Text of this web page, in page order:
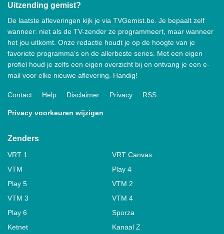
Uitzending gemist?
De laatste afleveringen kijk je via TVGemist.be. Je bepaalt zelf
wanneer: niet als de TV-zender ze programmeert, maar wanneer
het jou uitkomt. Onze redactie houdt je op de hoogte van je
favoriete programma's en de allerbeste series. Met een eigen
profiel houd je zelfs een eigen overzicht bij en ontvang je een e-
mail voor elke nieuwe aflevering. Handig!
Contact Help Disclaimer Privacy RSS
Privacy voorkeuren wijzigen
Zenders
VRT 1
VRT Canvas
VTM
Play 4
Play 5
VTM 2
VTM 3
VTM 4
Play 6
Sporza
Ketnet
Kanaal Z